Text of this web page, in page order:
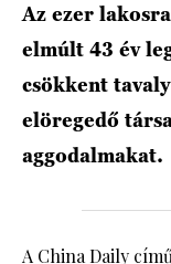
Az ezer
elmúlt 43 év
csökkent
elöregedő
aggodalmakat.
A China Daily